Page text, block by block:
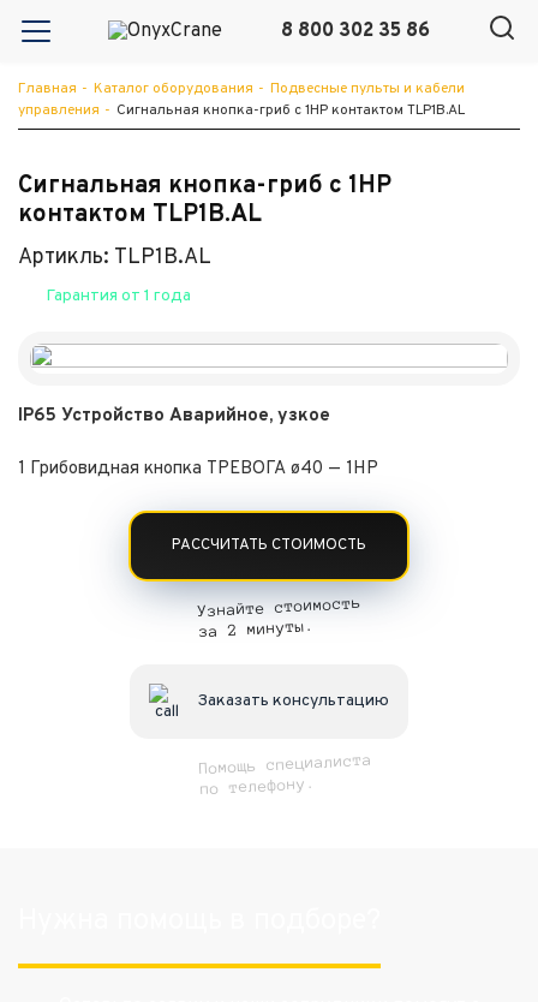
8 800 302 35 86
Главная - Каталог оборудования - Подвесные пульты и кабели
управления - Сигнальная кнопка-гриб с 1НP контактом TLP1B.AL
Сигнальная кнопка-гриб с 1НP
контактом TLP1B.AL
Артикль: TLP1B.AL
Гарантия от 1 года
IP65 Устройство Аварийное, узкое
1 Грибовидная кнопка ТРЕВОГА ø40 — 1НР
РАССЧИТАТЬ СТОИМОСТЬ
Узнайте стоимость
за 2 минуты.
Заказать консультацию
Помощь специалиста
по телефону.